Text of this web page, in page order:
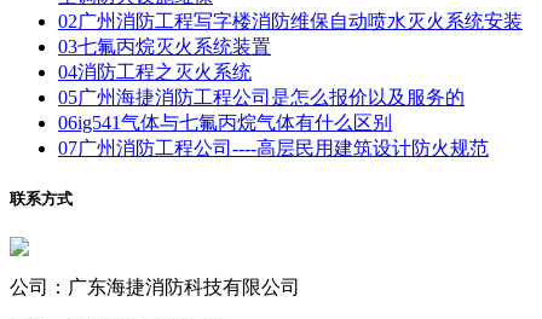
02广州消防工程写字楼消防维保自动喷水灭火系统安装
03七氟丙烷灭火系统装置
04消防工程之灭火系统
05广州海捷消防工程公司是怎么报价以及服务的
06ig541气体与七氟丙烷气体有什么区别
07广州消防工程公司----高层民用建筑设计防火规范
联系方式
公司：广东海捷消防科技有限公司